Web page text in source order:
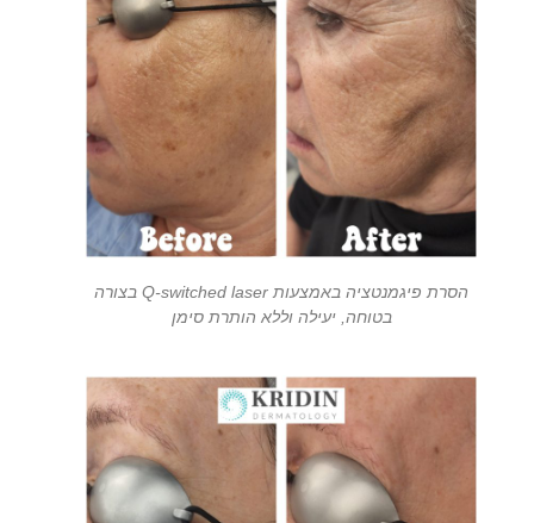
הסרת פיגמנטציה באמצעות Q-switched laser בצורה
בטוחה, יעילה וללא הותרת סימן